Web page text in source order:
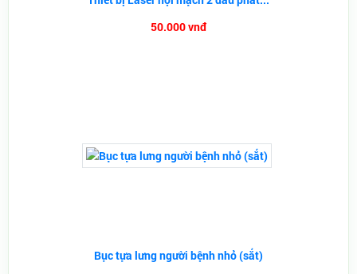
50.000 vnđ
Bục tựa lưng người bệnh nhỏ (sắt)